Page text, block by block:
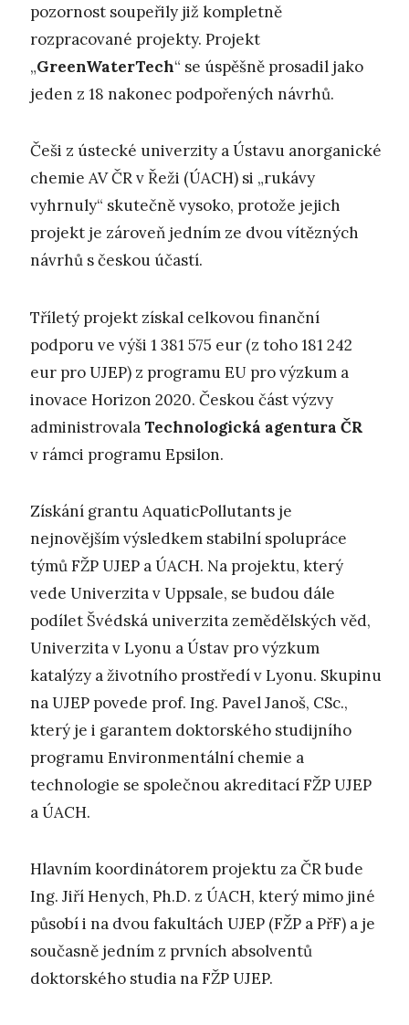
pozornost soupeřily již kompletně
rozpracované projekty. Projekt
„GreenWaterTech“ se úspěšně prosadil jako
jeden z 18 nakonec podpořených návrhů.
Češi z ústecké univerzity a Ústavu anorganické
chemie AV ČR v Řeži (ÚACH) si „rukávy
vyhrnuly“ skutečně vysoko, protože jejich
projekt je zároveň jedním ze dvou vítězných
návrhů s českou účastí.
Tříletý projekt získal celkovou finanční
podporu ve výši 1 381 575 eur (z toho 181 242
eur pro UJEP) z programu EU pro výzkum a
inovace Horizon 2020. Českou část výzvy
administrovalaTechnologická agentura ČR
v rámci programu Epsilon.
Získání grantu AquaticPollutants je
nejnovějším výsledkem stabilní spolupráce
týmů FŽP UJEP a ÚACH. Na projektu, který
vede Univerzita v Uppsale, se budou dále
podílet Švédská univerzita zemědělských věd,
Univerzita v Lyonu a Ústav pro výzkum
katalýzy a životního prostředí v Lyonu. Skupinu
na UJEP povede prof. Ing. Pavel Janoš, CSc.,
který je i garantem doktorského studijního
programu Environmentální chemie a
technologie se společnou akreditací FŽP UJEP
a ÚACH.
Hlavním koordinátorem projektu za ČR bude
Ing. Jiří Henych, Ph.D. z ÚACH, který mimo jiné
působí i na dvou fakultách UJEP (FŽP a PřF) a je
současně jedním z prvních absolventů
doktorského studia na FŽP UJEP.